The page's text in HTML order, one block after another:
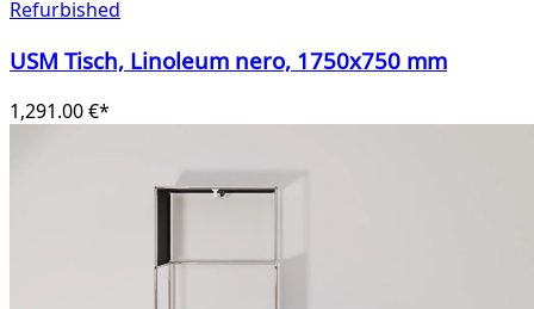
Refurbished
USM Tisch, Linoleum nero, 1750x750 mm
1,291.00 €*